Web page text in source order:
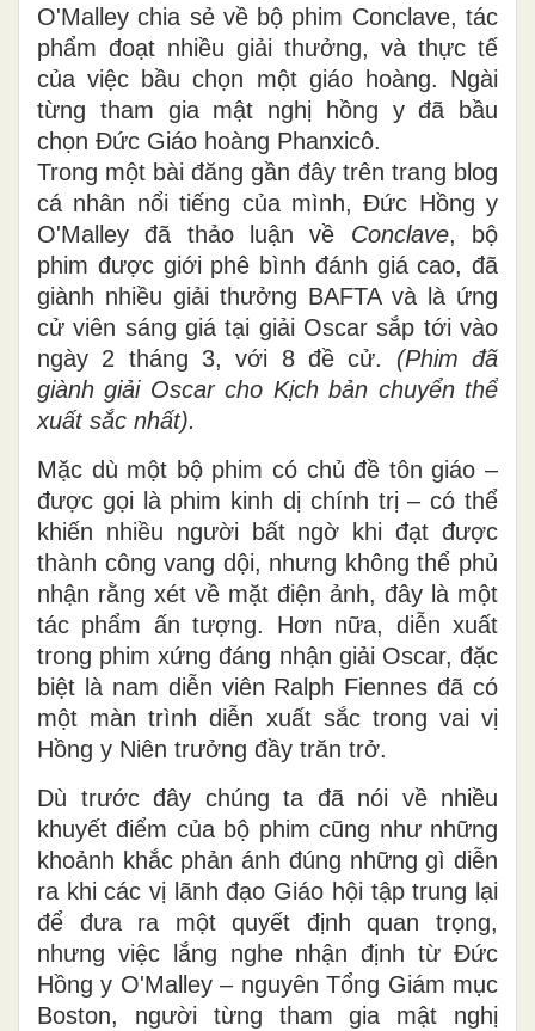
O'Malley chia sẻ về bộ phim Conclave, tác
phẩm đoạt nhiều giải thưởng, và thực tế
của việc bầu chọn một giáo hoàng. Ngài
từng tham gia mật nghị hồng y đã bầu
chọn Đức Giáo hoàng Phanxicô.
Trong một bài đăng gần đây trên trang blog
cá nhân nổi tiếng của mình, Đức Hồng y
O'Malley đã thảo luận về Conclave, bộ
phim được giới phê bình đánh giá cao, đã
giành nhiều giải thưởng BAFTA và là ứng
cử viên sáng giá tại giải Oscar sắp tới vào
ngày 2 tháng 3, với 8 đề cử. (Phim đã
giành giải Oscar cho Kịch bản chuyển thể
xuất sắc nhất).
Mặc dù một bộ phim có chủ đề tôn giáo –
được gọi là phim kinh dị chính trị – có thể
khiến nhiều người bất ngờ khi đạt được
thành công vang dội, nhưng không thể phủ
nhận rằng xét về mặt điện ảnh, đây là một
tác phẩm ấn tượng. Hơn nữa, diễn xuất
trong phim xứng đáng nhận giải Oscar, đặc
biệt là nam diễn viên Ralph Fiennes đã có
một màn trình diễn xuất sắc trong vai vị
Hồng y Niên trưởng đầy trăn trở.
Dù trước đây chúng ta đã nói về nhiều
khuyết điểm của bộ phim cũng như những
khoảnh khắc phản ánh đúng những gì diễn
ra khi các vị lãnh đạo Giáo hội tập trung lại
để đưa ra một quyết định quan trọng,
nhưng việc lắng nghe nhận định từ Đức
Hồng y O'Malley – nguyên Tổng Giám mục
Boston, người từng tham gia mật nghị